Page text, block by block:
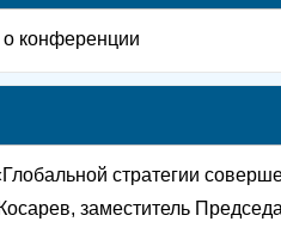
конференции
стратегии
заместитель